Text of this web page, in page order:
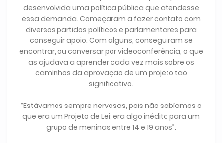
desenvolvida uma política pública que atendesse
essa demanda. Começaram a fazer contato com
diversos partidos políticos e parlamentares para
conseguir apoio. Com alguns, conseguiram se
encontrar, ou conversar por videoconferência, o que
as ajudava a aprender cada vez mais sobre os
caminhos da aprovação de um projeto tão
significativo.
“Estávamos sempre nervosas, pois não sabíamos o
que era um Projeto de Lei; era algo inédito para um
grupo de meninas entre 14 e 19 anos”.